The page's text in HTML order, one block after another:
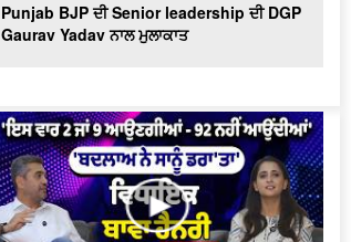
Punjab BJP ਦੀ Senior leadership ਦੀ DGP
Gaurav Yadav ਨਾਲ ਮੁਲਾਕਾਤ